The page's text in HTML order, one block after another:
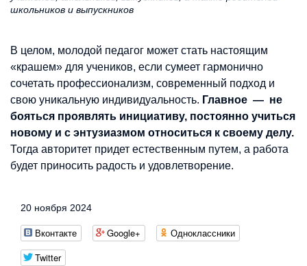
школьников и выпускников
В целом, молодой педагог может стать настоящим
«крашем» для учеников, если сумеет гармонично
сочетать профессионализм, современный подход и
свою уникальную индивидуальность​. Главное — не
бояться проявлять инициативу, постоянно учиться
новому и с энтузиазмом относиться к своему делу.
Тогда авторитет придет естественным путем, а работа
будет приносить радость и удовлетворение.
20 ноября 2024
Вконтакте Google+
Одноклассники
Twitter